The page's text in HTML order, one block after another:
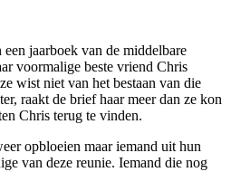
jaarboek van de middelbare
voormalige beste vriend Chris
wist niet van het bestaan van die
raakt de brief haar meer dan ze kon
Chris terug te vinden.
opbloeien maar iemand uit hun
van deze reunie. Iemand die nog